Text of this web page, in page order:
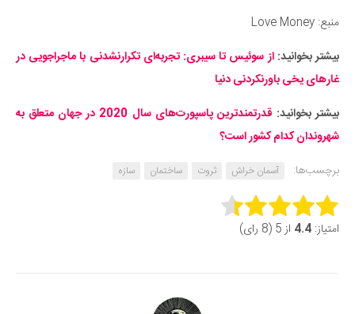
منبع: Love Money
بیشتر بخوانید:از سوئیس تا سیبری: تجربه‌ای تکرارنشدنی با ماجراجویی در
غارهای یخی باورنکردنی دنیا
بیشتر بخوانید:
قدرتمندترین پاسپورت‌های سال 2020 در جهان متعلق به
شهروندان کدام کشور است؟
برچسب‌ها:
آسمان خراش ثروت ساختمان سازه
Rate this item:
امتیاز: 4.4 از 5 (8 رای)